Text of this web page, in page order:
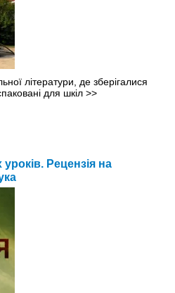
літератури, де зберігалися
для шкіл >>
Рецензія на